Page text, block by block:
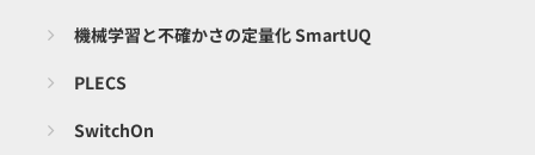
機械学習と不確かさの定量化 SmartUQ
PLECS
SwitchOn